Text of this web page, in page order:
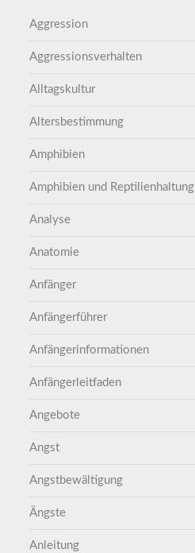
Aggression
Aggressionsverhalten
Alltagskultur
Altersbestimmung
Amphibien
Amphibien und Reptilienhaltung
Analyse
Anatomie
Anfänger
Anfängerführer
Anfängerinformationen
Anfängerleitfaden
Angebote
Angst
Angstbewältigung
Ängste
Anleitung